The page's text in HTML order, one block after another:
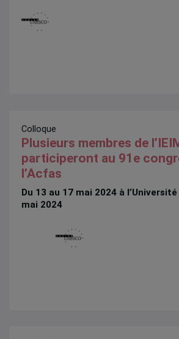
Colloque
Plusieurs membres de
participeront au 91e
l’Acfas
Du 13 au 17 mai 2024 à
mai 2024